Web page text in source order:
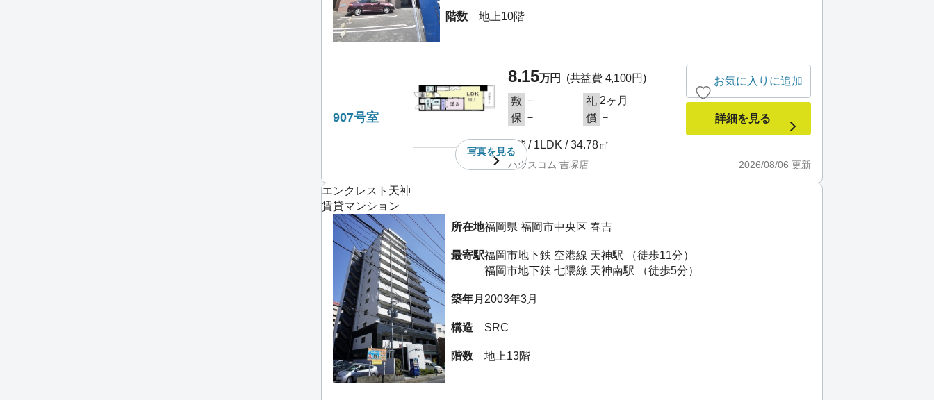
階数 地上10階
907号室
写真を見る
8.15万円
(共益費 4,100円)
敷 － 礼 2ヶ月
保 － 償 －
9階 / 1LDK / 34.78㎡
2026/08/06 更新
ハウスコム 吉塚店
お気に入りに追加
詳細を見る
エンクレスト天神
賃貸マンション
所在地福岡県 福岡市中央区 春吉
最寄駅福岡市地下鉄 空港線 天神駅 （徒歩11分）
福岡市地下鉄 七隈線 天神南駅 （徒歩5分）
築年月 2003年3月
構造 SRC
階数 地上13階